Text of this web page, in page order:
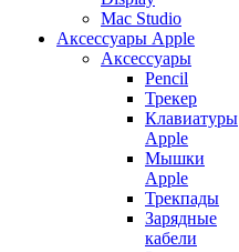
Mac Studio
Аксессуары Apple
Аксессуары
Pencil
Трекер
Клавиатуры
Apple
Мышки
Apple
Трекпады
Зарядные
кабели